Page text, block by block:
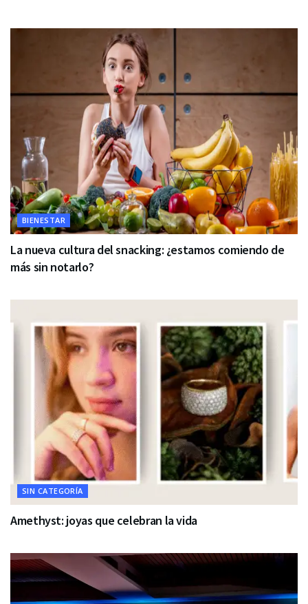
BIENESTAR
La nueva cultura del snacking: ¿estamos comiendo de
más sin notarlo?
SIN CATEGORÍA
Amethyst: joyas que celebran la vida